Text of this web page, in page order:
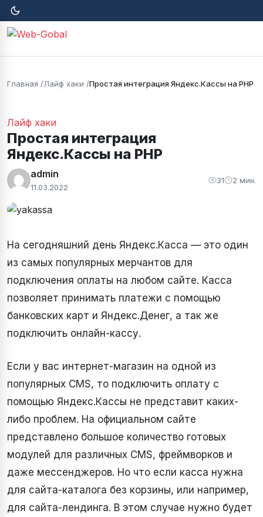
Главная Лайф хаки Простая интеграция Яндекс.Кассы на PHP
Лайф хаки
Простая интеграция
Яндекс.Кассы на PHP
admin
11.03.2022
31 2 мин.
На сегодняшний день Яндекс.Касса — это один
из самых популярных мерчантов для
подключения оплаты на любом сайте. Касса
позволяет принимать платежи с помощью
банковских карт и Яндекс.Денег, а так же
подключить онлайн-кассу.
Если у вас интернет-магазин на одной из
популярных CMS, то подключить оплату с
помощью Яндекс.Кассы не представит каких-
либо проблем. На официальном сайте
представлено большое количество готовых
модулей для различных CMS, фреймворков и
даже мессенджеров. Но что если касса нужна
для сайта-каталога без корзины, или например,
для сайта-лендинга. В этом случае нужно будет